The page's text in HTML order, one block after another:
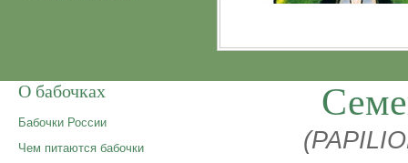
О бабочках
Бабочки России
Чем питаются бабочки